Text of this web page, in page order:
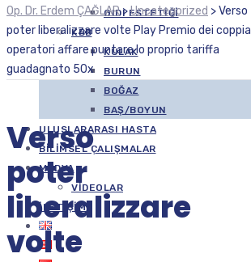
GIDI ESTETIĞI
KBB
KULAK
BURUN
BOĞAZ
BAŞ/BOYUN
ULUSLARARASI HASTA
BILIMSEL ÇALIŞMALAR
MEDYA
VIDEOLAR
İLETIŞIM
Op. Dr. Erdem ÇAĞLAR>Uncategorized >Verso
poter liberalizzare volte Play Premio dei coppia
operatori affare puntare lo proprio tariffa
guadagnato 50x
Verso
poter
liberalizzare
volte